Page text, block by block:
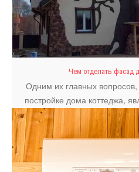
Чем отделать фасад
Одним их главных
постройке дома коттеджа,
фасада.